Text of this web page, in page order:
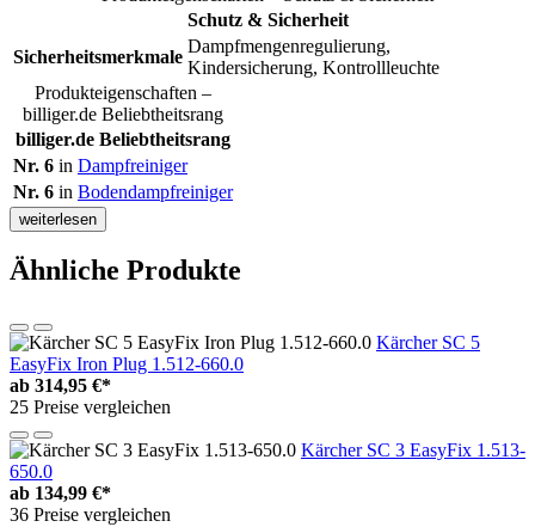
Schutz & Sicherheit
Sicherheitsmerkmale
Dampfmengenregulierung,
Kindersicherung, Kontrollleuchte
Produkteigenschaften –
billiger.de Beliebtheitsrang
billiger.de Beliebtheitsrang
Nr. 6 in Dampfreiniger
Nr. 6 in Bodendampfreiniger
weiterlesen
Ähnliche Produkte
Kärcher SC 5
EasyFix Iron Plug 1.512-660.0
ab 314,95 €*
25 Preise vergleichen
Kärcher SC 3 EasyFix 1.513-
650.0
ab 134,99 €*
36 Preise vergleichen